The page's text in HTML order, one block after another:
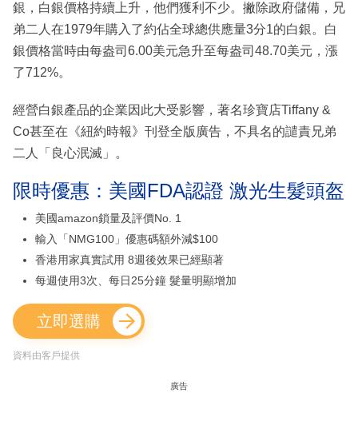
銀，白銀價格持續上升，他們獲利不少。撇除政府儲備，兄
弟二人在1979年購入了約佔全球總供應量3分1的白銀。白
銀價格當時由每盎司6.00美元急升至每盎司48.70美元，漲
了712%。
經營白銀產品的企業因此大受影響，著名珍寶店Tiffany &
Co甚至在《紐約時報》刊登全版廣告，不具名的譴責兄弟
二人「良心泯滅」。
限時優惠：美國FDA認證 激光生髮頭盔
美國amazon鎖量及評價No. 1
輸入「NMG100」優惠碼額外減$100
香港用家真實試用 8週後效果已經顯著
每週使用3次、每日25分鐘 髮量明顯增加
立即選購
資料由客戶提供
廣告